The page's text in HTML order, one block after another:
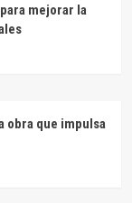
mejorar la
obra que impulsa